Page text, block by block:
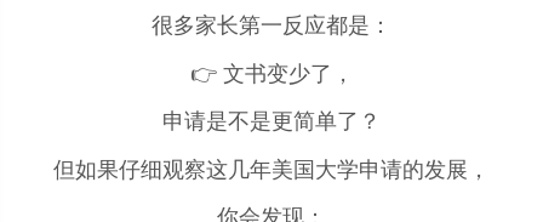
很多家长第一反应都是：
👉 文书变少了，
申请是不是更简单了？
但如果仔细观察这几年美国大学申请的发展，
你会发现：